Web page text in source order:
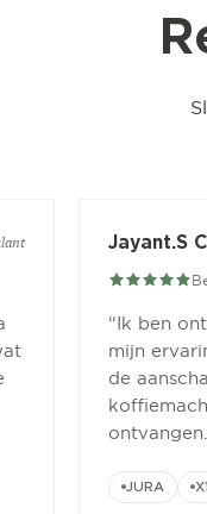
Jayant.S
“Ik ben
mijn
de
ontvangen.
JURA